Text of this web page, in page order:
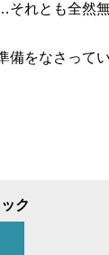
それとも全然
をなさってい
ク